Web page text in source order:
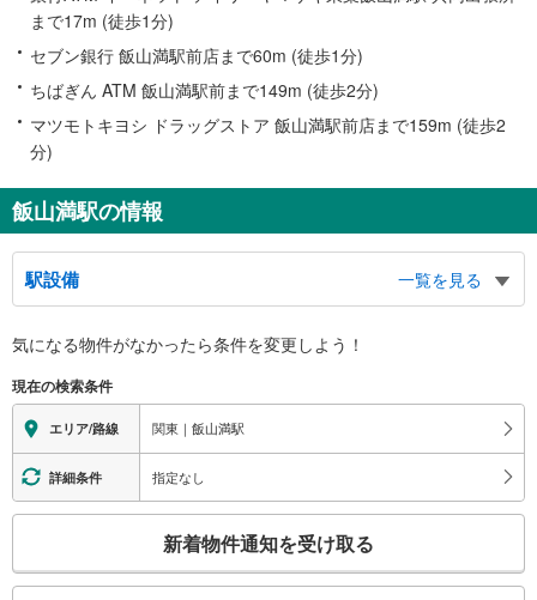
まで17m (徒歩1分)
セブン銀行 飯山満駅前店まで60m (徒歩1分)
ちばぎん ATM 飯山満駅前まで149m (徒歩2分)
マツモトキヨシ ドラッグストア 飯山満駅前店まで159m (徒歩2
分)
飯山満駅の情報
駅設備
一覧を見る
※段差なしでの移動経路
地上⇔改札⇔ホーム：○
エレベータ
・各ホーム⇔改札
エスカレータ
・各ホーム⇔改札
・改札内
気になる物件がなかったら条件を変更しよう！
現在の検索条件
エリア/路線 関東｜飯山満駅
詳細条件 指定なし
検
新着物件通知を受け取る